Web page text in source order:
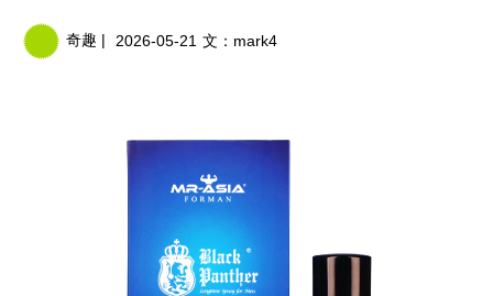
奇趣 | 2026-05-21 文： mark4